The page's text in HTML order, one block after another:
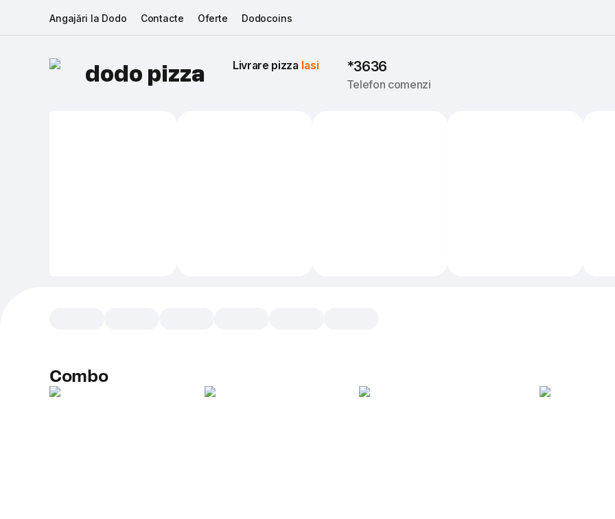
Angajări la Dodo Contacte Oferte Dodocoins
dodo pizza Livrare pizza Iasi *3636
Telefon comenzi
Combo